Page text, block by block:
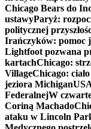
Chicago Bears do
ustawyParyż:
politycznej
Irańczyków: pomoc
Lightfoot pozwana
kartachChicago:
VillageChicago:
jeziora Michigan
FederalnejW
Coriną Machado
ataku w Lincoln